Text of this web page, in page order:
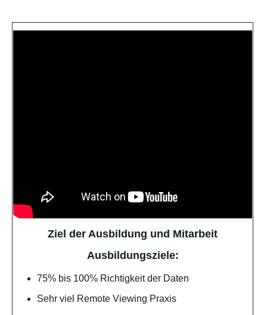
Ziel der Ausbildung und Mitarbeit
Ausbildungsziele:
75% bis 100% Richtigkeit der Daten
Sehr viel Remote Viewing Praxis